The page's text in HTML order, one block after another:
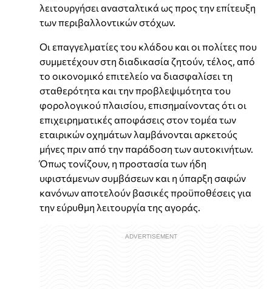
λειτουργήσει ανασταλτικά ως προς την επίτευξη
των περιβαλλοντικών στόχων.
Οι επαγγελματίες του κλάδου και οι πολίτες που
συμμετέχουν στη διαδικασία ζητούν, τέλος, από
το οικονομικό επιτελείο να διασφαλίσει τη
σταθερότητα και την προβλεψιμότητα του
φορολογικού πλαισίου, επισημαίνοντας ότι οι
επιχειρηματικές αποφάσεις στον τομέα των
εταιρικών οχημάτων λαμβάνονται αρκετούς
μήνες πριν από την παράδοση των αυτοκινήτων.
Όπως τονίζουν, η προστασία των ήδη
υφιστάμενων συμβάσεων και η ύπαρξη σαφών
κανόνων αποτελούν βασικές προϋποθέσεις για
την εύρυθμη λειτουργία της αγοράς.